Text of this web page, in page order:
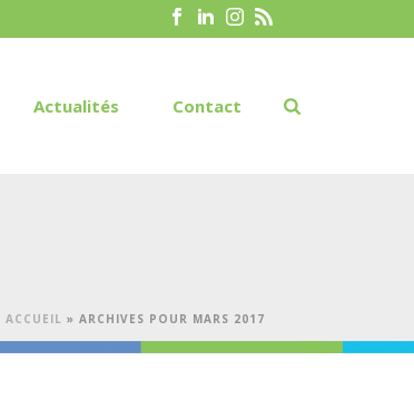
Actualités Contact
ACCUEIL » ARCHIVES POUR MARS 2017